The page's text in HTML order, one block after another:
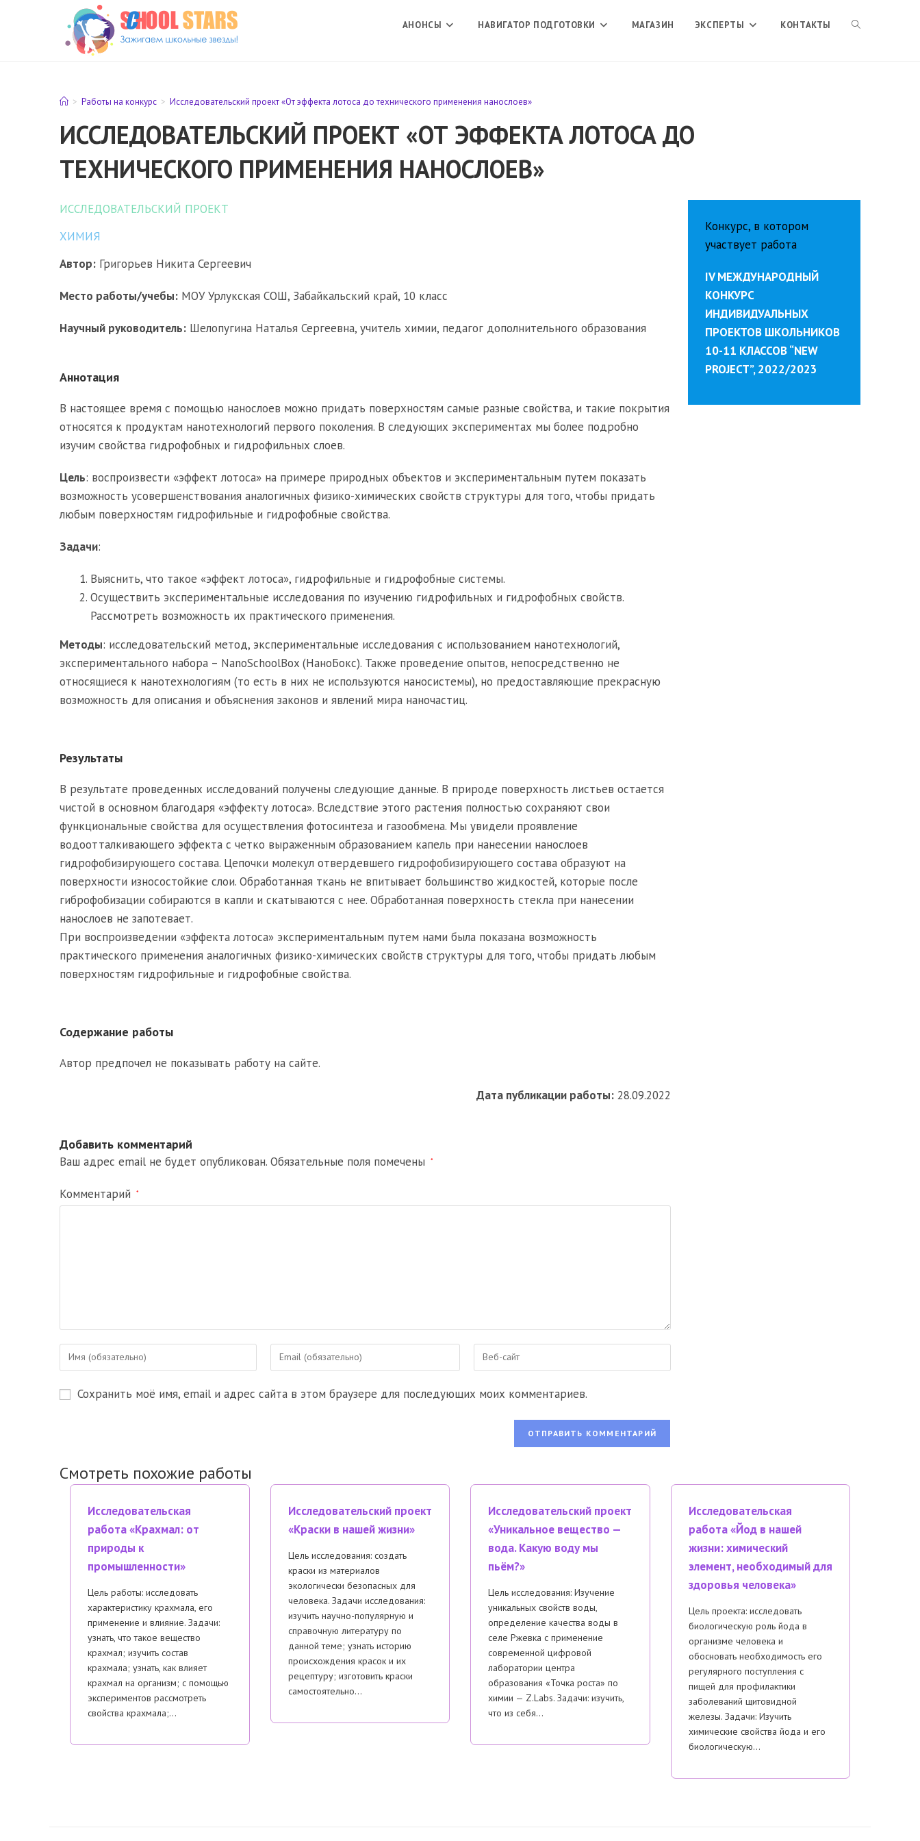
АНОНСЫ НАВИГАТОР ПОДГОТОВКИ МАГАЗИН ЭКСПЕРТЫ КОНТАКТЫ ПЕРЕКЛЮЧИТЬ
> Работы на конкурс > Исследовательский проект «От эффекта лотоса до технического применения нанослоев»
ИССЛЕДОВАТЕЛЬСКИЙ ПРОЕКТ «ОТ ЭФФЕКТА ЛОТОСА ДО
ТЕХНИЧЕСКОГО ПРИМЕНЕНИЯ НАНОСЛОЕВ»
ИССЛЕДОВАТЕЛЬСКИЙ ПРОЕКТ
ХИМИЯ
Автор: Григорьев Никита Сергеевич
Место работы/учебы: МОУ Урлукская СОШ, Забайкальский край, 10 класс
Научный руководитель: Шелопугина Наталья Сергеевна, учитель химии, педагог дополнительного образования
Аннотация
В настоящее время с помощью нанослоев можно придать поверхностям самые разные свойства, и такие покрытия
относятся к продуктам нанотехнологий первого поколения. В следующих экспериментах мы более подробно
изучим свойства гидрофобных и гидрофильных слоев.
Цель: воспроизвести «эффект лотоса» на примере природных объектов и экспериментальным путем показать
возможность усовершенствования аналогичных физико-химических свойств структуры для того, чтобы придать
любым поверхностям гидрофильные и гидрофобные свойства.
Задачи:
Выяснить, что такое «эффект лотоса», гидрофильные и гидрофобные системы.
Осуществить экспериментальные исследования по изучению гидрофильных и гидрофобных свойств.
Рассмотреть возможность их практического применения.
Методы: исследовательский метод, экспериментальные исследования с использованием нанотехнологий,
экспериментального набора – NanoSchoolBox (НаноБокс). Также проведение опытов, непосредственно не
относящиеся к нанотехнологиям (то есть в них не используются наносистемы), но предоставляющие прекрасную
возможность для описания и объяснения законов и явлений мира наночастиц.
Результаты
В результате проведенных исследований получены следующие данные. В природе поверхность листьев остается
чистой в основном благодаря «эффекту лотоса». Вследствие этого растения полностью сохраняют свои
функциональные свойства для осуществления фотосинтеза и газообмена. Мы увидели проявление
водоотталкивающего эффекта с четко выраженным образованием капель при нанесении нанослоев
гидрофобизирующего состава. Цепочки молекул отвердевшего гидрофобизирующего состава образуют на
поверхности износостойкие слои. Обработанная ткань не впитывает большинство жидкостей, которые после
гиброфобизации собираются в капли и скатываются с нее. Обработанная поверхность стекла при нанесении
нанослоев не запотевает.
При воспроизведении «эффекта лотоса» экспериментальным путем нами была показана возможность
практического применения аналогичных физико-химических свойств структуры для того, чтобы придать любым
поверхностям гидрофильные и гидрофобные свойства.
Содержание работы
Автор предпочел не показывать работу на сайте.
Дата публикации работы: 28.09.2022
Добавить комментарий
Ваш адрес email не будет опубликован. Обязательные поля помечены *
Комментарий *
Введите
Введите
адрес,
Введите
веб-
Сохранить моё имя, email и адрес сайта в этом браузере для последующих моих комментариев.
Конкурс, в котором
участвует работа
IV МЕЖДУНАРОДНЫЙ
КОНКУРС
ИНДИВИДУАЛЬНЫХ
ПРОЕКТОВ ШКОЛЬНИКОВ
10-11 КЛАССОВ “NEW
PROJECT”, 2022/2023
Смотреть похожие работы
Исследовательская
работа «Крахмал: от
природы к
промышленности»
Цель работы: исследовать
характеристику крахмала, его
применение и влияние. Задачи:
узнать, что такое вещество
крахмал; изучить состав
крахмала; узнать, как влияет
крахмал на организм; с помощью
экспериментов рассмотреть
свойства крахмала;…
Исследовательский проект
«Краски в нашей жизни»
Цель исследования: создать
краски из материалов
экологически безопасных для
человека. Задачи исследования:
изучить научно-популярную и
справочную литературу по
данной теме; узнать историю
происхождения красок и их
рецептуру; изготовить краски
самостоятельно…
Исследовательский проект
«Уникальное вещество —
вода. Какую воду мы
пьём?»
Цель исследования: Изучение
уникальных свойств воды,
определение качества воды в
селе Ржевка с применение
современной цифровой
лаборатории центра
образования «Точка роста» по
химии — Z.Labs. Задачи: изучить,
что из себя…
Исследовательская
работа «Йод в нашей
жизни: химический
элемент, необходимый для
здоровья человека»
Цель проекта: исследовать
биологическую роль йода в
организме человека и
обосновать необходимость его
регулярного поступления с
пищей для профилактики
заболеваний щитовидной
железы. Задачи: Изучить
химические свойства йода и его
биологическую…